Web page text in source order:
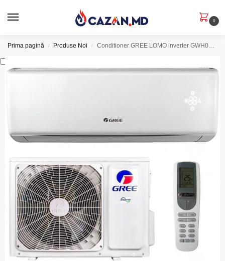
0
Prima pagină / Produse Noi / Conditioner GREE LOMO inverter GWH09QB/9000BTU